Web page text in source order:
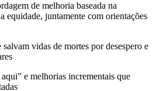
de melhoria baseada na
equidade, juntamente com orientações
vidas de mortes por desespero e
e melhorias incrementais que